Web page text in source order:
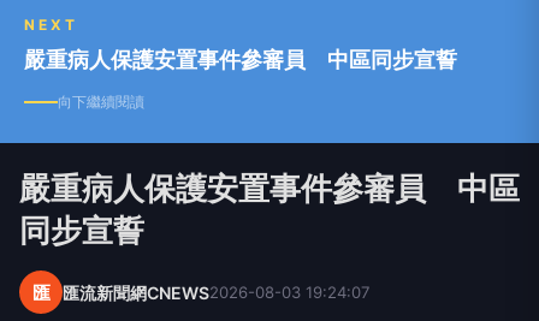
NEXT
嚴重病人保護安置事件參審員 中區同步宣誓
向下繼續閱讀
嚴重病人保護安置事件參審員 中區
同步宣誓
匯 匯流新聞網CNEWS2026-08-03 19:24:07